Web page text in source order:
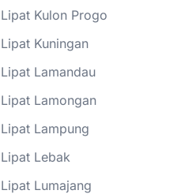
Kulon Progo
Kuningan
Lamandau
Lamongan
Lampung
Lebak
Lumajang